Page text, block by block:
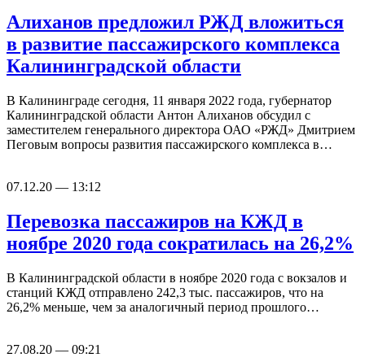
Алиханов предложил РЖД вложиться
в развитие пассажирского комплекса
Калининградской области
В Калининграде сегодня, 11 января 2022 года, губернатор
Калининградской области Антон Алиханов обсудил с
заместителем генерального директора ОАО «РЖД» Дмитрием
Пеговым вопросы развития пассажирского комплекса в…
07.12.20 — 13:12
Перевозка пассажиров на КЖД в
ноябре 2020 года сократилась на 26,2%
В Калининградской области в ноябре 2020 года с вокзалов и
станций КЖД отправлено 242,3 тыс. пассажиров, что на
26,2% меньше, чем за аналогичный период прошлого…
27.08.20 — 09:21